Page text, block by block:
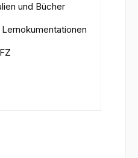
und Bücher